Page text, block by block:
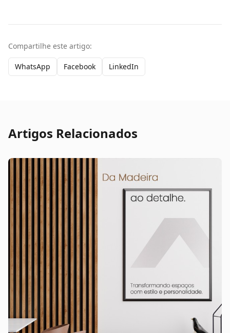
Compartilhe este artigo:
WhatsApp Facebook LinkedIn
Artigos Relacionados